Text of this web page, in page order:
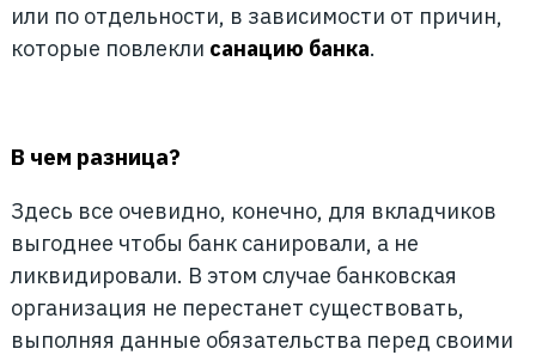
или по отдельности, в зависимости от причин,
которые повлекли санацию банка.
В чем разница?
Здесь все очевидно, конечно, для вкладчиков
выгоднее чтобы банк санировали, а не
ликвидировали. В этом случае банковская
организация не перестанет существовать,
выполняя данные обязательства перед своими